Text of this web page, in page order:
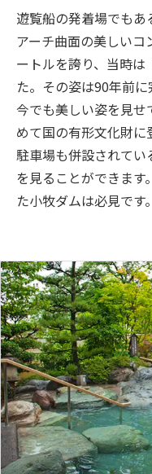
遊覧船の発着場でも
アーチ曲面の美しいコ
ートルを誇り、当時は
た。その姿は90年前に
今でも美しい姿を見せ
めて国の有形文化財
駐車場も併設されて
を見ることができま
た小牧ダムは必見です。